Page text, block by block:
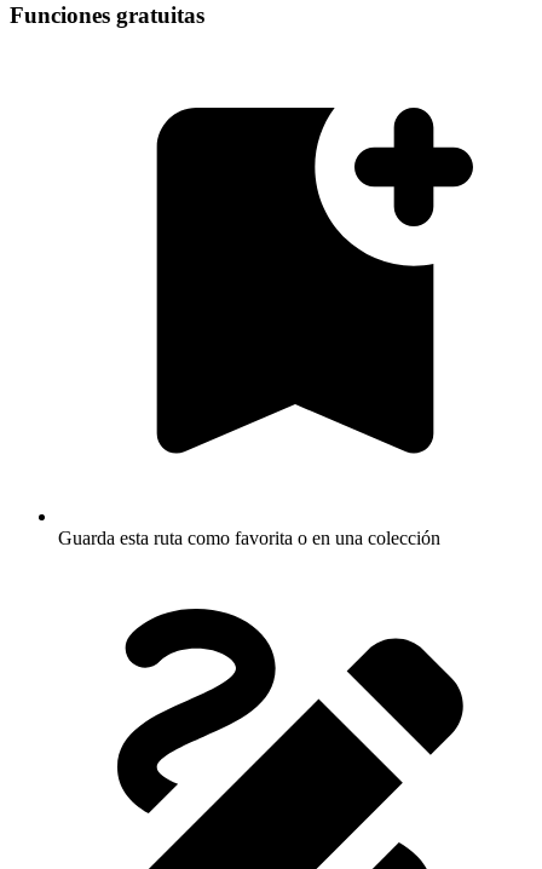
Funciones gratuitas
Guarda esta ruta como favorita o en una colección